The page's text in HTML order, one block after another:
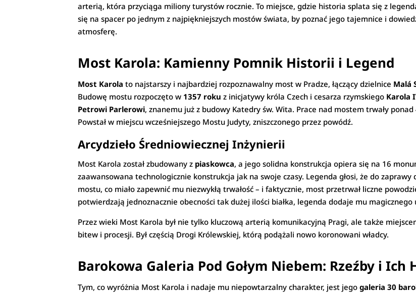
arterią, która przyciąga miliony turystów rocznie. To miejsce, gdzie historia splata się z
się na spacer po jednym z najpiękniejszych mostów świata, by poznać jego tajemnice i
atmosferę.
Most Karola: Kamienny Pomnik Historii i Legend
Most Karola to najstarszy i najbardziej rozpoznawalny most w Pradze, łączący dzielnice Malá
Budowę mostu rozpoczęto w 1357 roku z inicjatywy króla Czech i cesarza rzymskiego Karola
Petrowi Parlerowi, znanemu już z budowy Katedry św. Wita. Prace nad mostem trwały
Powstał w miejscu wcześniejszego Mostu Judyty, zniszczonego przez powódź.
Arcydzieło Średniowiecznej Inżynierii
Most Karola został zbudowany z piaskowca, a jego solidna konstrukcja opiera się na 16
zaawansowana technologicznie konstrukcja jak na swoje czasy. Legenda głosi, że do zaprawy
mostu, co miało zapewnić mu niezwykłą trwałość – i faktycznie, most przetrwał liczne
potwierdzają jednoznacznie obecności tak dużej ilości białka, legenda dodaje mu magicznego
Przez wieki Most Karola był nie tylko kluczową arterią komunikacyjną Pragi, ale także
bitew i procesji. Był częścią Drogi Królewskiej, którą podążali nowo koronowani władcy.
Barokowa Galeria Pod Gołym Niebem: Rzeźby i Ich
Tym, co wyróżnia Most Karola i nadaje mu niepowtarzalny charakter, jest jegogaleria 30